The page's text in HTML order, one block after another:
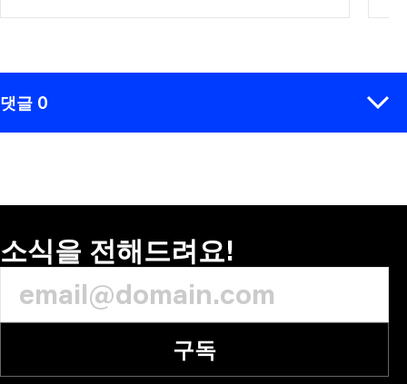
댓글 0
소식을 전해드려요!
구독